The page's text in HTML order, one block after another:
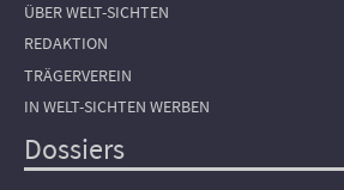
ÜBER WELT-SICHTEN
REDAKTION
TRÄGERVEREIN
IN WELT-SICHTEN WERBEN
Dossiers